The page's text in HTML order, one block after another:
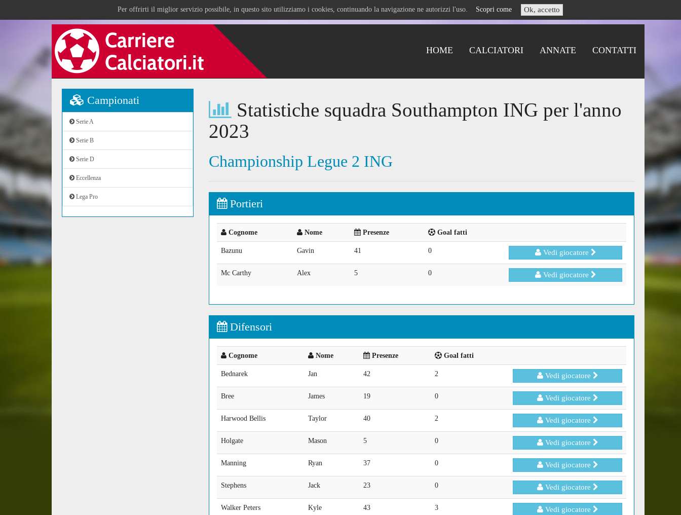
Per offrirti il miglior servizio possibile, in questo sito utilizziamo i cookies, continuando la navigazione ne autorizzi l'uso. Scopri come Ok, accetto
HOME CALCIATORI ANNATE CONTATTI
Campionati
Serie A
Serie B
Serie D
Eccellenza
Lega Pro
Statistiche squadra Southampton ING per l'anno
2023
Championship Legue 2 ING
Portieri
Cognome Nome Presenze Goal fatti
Bazunu Gavin 41 0 Vedi giocatore
Mc Carthy Alex 5 0 Vedi giocatore
Difensori
Cognome Nome Presenze Goal fatti
Bednarek Jan 42 2 Vedi giocatore
Bree James 19 0 Vedi giocatore
Harwood Bellis Taylor 40 2 Vedi giocatore
Holgate Mason 5 0 Vedi giocatore
Manning Ryan 37 0 Vedi giocatore
Stephens Jack 23 0 Vedi giocatore
Walker Peters Kyle 43 3 Vedi giocatore